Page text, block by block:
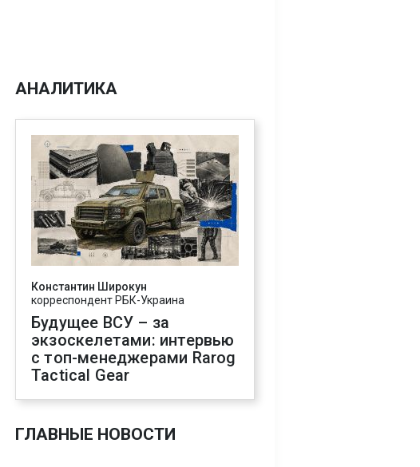
АНАЛИТИКА
Константин Широкун
корреспондент РБК-Украина
Будущее ВСУ – за
экзоскелетами: интервью
с топ-менеджерами Rarog
Tactical Gear
ГЛАВНЫЕ НОВОСТИ